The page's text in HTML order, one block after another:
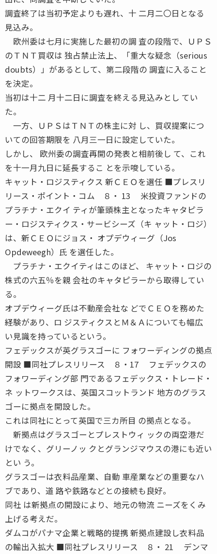
調査終了は当初予定よりも遅れ、十 二月二〇日となる
見込み。
欧州委は七月に実施した最初の調 査の段階で、ＵＰＳ
のＴＮＴ買収は 独占禁止法上、「重大な疑念（serious
doubts）」があるとして、第二段階の 調査に入ること
を決定。
当初は十二 月十二日に調査を終える見込みとし てい
た。
一方、ＵＰＳはＴＮＴの株主に対 し、買収提案につ
いての回答期限を 八月三一日に設定していた。
しかし、 欧州委の調査再開の発表と相前後し て、これ
を十一月九日に延長するこ とを示唆している。
キャット・ロジスティクス 新ＣＥＯを選任 ■プレスリ
リース・ポイント・コム ８・ 13 米投資ファンドの
プラチナ・エクイ ティが筆頭株主となったキャタピラ
ー・ロジスティクス・サービシーズ（キ ャット・ロジ）
は、新ＣＥＯにジョス・ オプデウィーグ（Jos
Opdeweegh）氏 を選任した。
プラチナ・エクイティはこのほど、 キャット・ロジの
株式の六五％を親 会社のキャタピラーから取得してい
る。
オプデウィーグ氏は不動産会社な どでＣＥＯを務めた
経験があり、ロ ジスティクスとＭ＆Ａについても幅広
い見識を持っているという。
フェデックスが英グラスゴーに フォワーディングの拠点
開設 ■同社プレスリリース ８・17 フェデックスの
フォワーディング部 門であるフェデックス・トレード・
ネ ットワークスは、英国スコットランド 地方のグラス
ゴーに拠点を開設した。
これは同社にとって英国で三カ所目 の拠点となる。
新拠点はグラスゴーとプレストウィ ックの両空港だ
けでなく、グリーノッ クとグランジマウスの港にも近い
とい う。
グラスゴーは衣料品産業、自動 車産業などの重要なハ
ブであり、道 路や鉄路などとの接続も良好。
同社 は新拠点の開設により、地元の物流 ニーズをくみ
上げる考えだ。
ダムコがパナマ企業と戦略的提携 新拠点建設し衣料品
の輸出入拡大 ■同社プレスリリース ８・ 21 デンマ